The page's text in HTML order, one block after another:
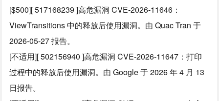
[$500][ 517168239 ]高危漏洞 CVE-2026-11646：
ViewTransitions 中的释放后使用漏洞。由 Quac Tran 于
2026-05-27 报告。
[不适用][ 502156940 ]高危漏洞 CVE-2026-11647：打印
过程中的释放后使用漏洞。由 Google 于 2026 年 4 月 13
日报告。